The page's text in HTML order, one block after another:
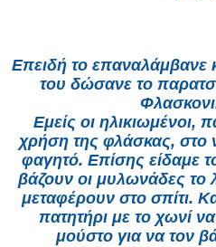
Επειδή το επαναλάμβανε
του δώσανε το
Εμείς οι ηλικιωμένοι,
χρήση της φλάσκας, στο
φαγητό. Επίσης είδαμε
βάζουν οι μυλωνάδες το
μεταφέρουν στο σπίτι.
πατητήρι με το χωνί
μούστο για να τον